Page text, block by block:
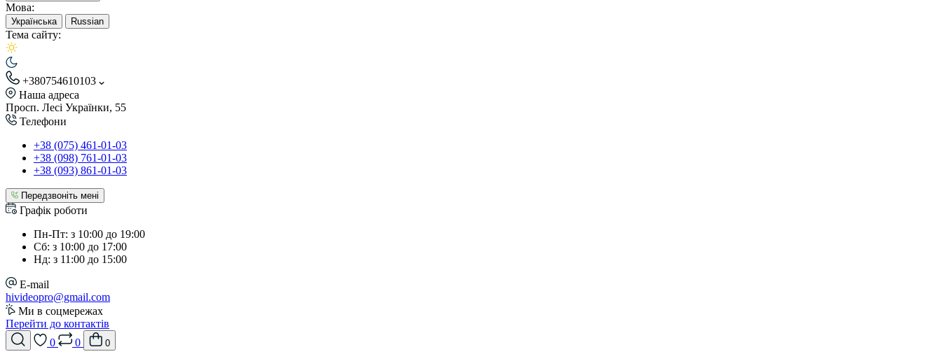
Мова:
Українська Russian
Тема сайту:
+380754610103
Наша адреса
Просп. Лесі Українки, 55
Телефони
+38 (075) 461-01-03
+38 (098) 761-01-03
+38 (093) 861-01-03
Передзвоніть мені
Графік роботи
Пн-Пт: з 10:00 до 19:00
Сб: з 10:00 до 17:00
Нд: з 11:00 до 15:00
E-mail
hivideopro@gmail.com
Ми в соцмережах
Перейти до контактів
0
0 0